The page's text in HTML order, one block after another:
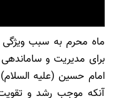
ماه محرم به سبب ویژگی
برای مدیریت و ساماندهی
امام حسین (علیه
آنکه موجب رشد و